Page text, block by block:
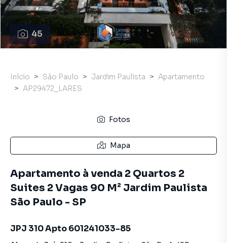
45
Início São Paulo Jardim Paulista
Apartamento
AP29472_LARES
Fotos
Mapa
Apartamento à venda 2 Quartos 2
Suites 2 Vagas 90 M² Jardim Paulista
São Paulo - SP
JPJ 310 Apto 601241033-85